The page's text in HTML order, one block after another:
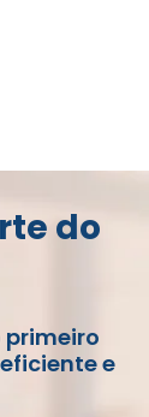
do
primeiro
e